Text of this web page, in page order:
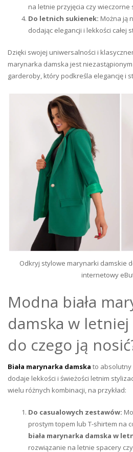
na letnie przyjęcia czy wieczorne
Do letnich sukienek: Można ją
dodając elegancji i lekkości całej
Dzięki swojej uniwersalności i
marynarka damska jest
garderoby, który podkreśla elegancję i
Odkryj stylowe marynarki damskie
internetowy
Modna biała
damska w letniej
do czego ją
Biała marynarka damska to absolutny
dodaje lekkości i świeżości letnim
wielu różnych kombinacji, na przykład:
Do casualowych zestawów:
prostym topem lub T-shirtem na
biała marynarka damska w
rozwiązanie na letnie spacery